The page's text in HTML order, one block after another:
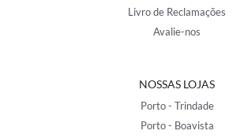
Livro de Reclamações
Avalie-nos
NOSSAS LOJAS
Porto - Trindade
Porto - Boavista